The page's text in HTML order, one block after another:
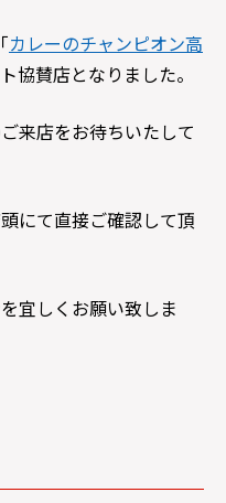
カレーのチャンピオン高
協賛店となりました。
来店をお待ちいたして
にて直接ご確認して頂
宜しくお願い致しま